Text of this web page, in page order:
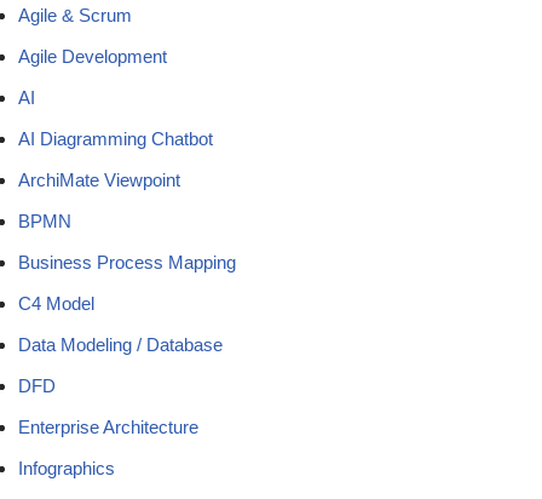
Agile & Scrum
Agile Development
AI
AI Diagramming Chatbot
ArchiMate Viewpoint
BPMN
Business Process Mapping
C4 Model
Data Modeling / Database
DFD
Enterprise Architecture
Infographics